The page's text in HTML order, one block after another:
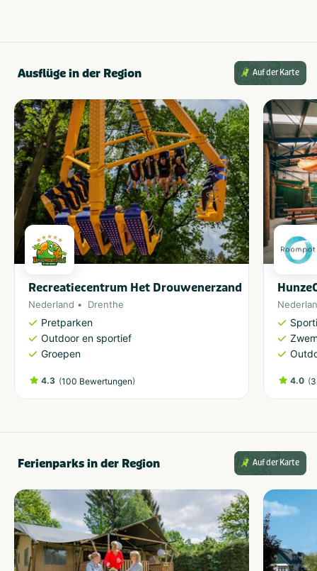
Ausflüge in der Region Auf der Karte
Recreatiecentrum Het Drouwenerzand
Nederland Drenthe
Pretparken
Outdoor en sportief
Groepen
4.3 (100 Bewertungen) 4.0 (
Ferienparks in der Region Auf der Karte